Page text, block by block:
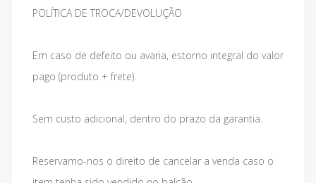
POLÍTICA DE TROCA/DEVOLUÇÃO
Em caso de defeito ou avaria, estorno integral do valor
pago (produto + frete).
Sem custo adicional, dentro do prazo da garantia.
Reservamo-nos o direito de cancelar a venda caso o